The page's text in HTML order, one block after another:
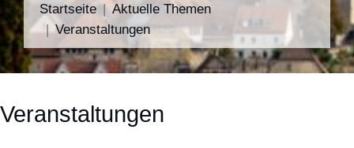
Startseite
Aktuelle Themen
Veranstaltungen
Veranstaltungen